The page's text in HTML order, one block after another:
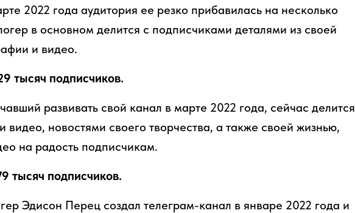
2022 года аудитория ее резко прибавилась на несколько
в основном делится с подписчиками деталями из своей
и видео.
тысяч подписчиков.
развивать свой канал в марте 2022 года, сейчас делится
новостями своего творчества, а также своей жизнью,
на радость подписчикам.
тысяч подписчиков.
Эдисон Перец создал телеграм-канал в январе 2022 года и